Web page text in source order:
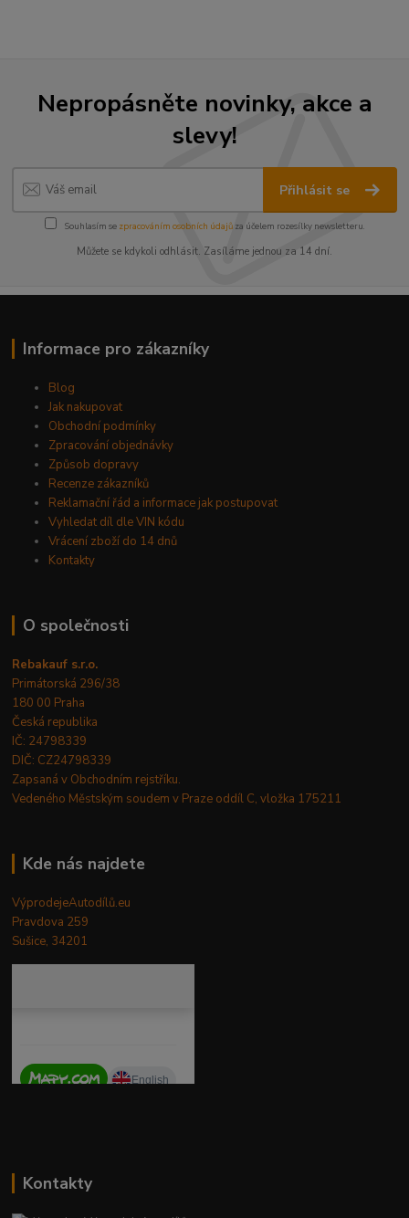
Nepropásněte novinky, akce a
slevy!
Přihlásit se
Souhlasím se zpracováním osobních údajůza účelem rozesílky newsletteru.
Můžete se kdykoli odhlásit. Zasíláme jednou za 14 dní.
Informace pro zákazníky
Blog
Jak nakupovat
Obchodní podmínky
Zpracování objednávky
Způsob dopravy
Recenze zákazníků
Reklamační řád a informace jak postupovat
Vyhledat díl dle VIN kódu
Vrácení zboží do 14 dnů
Kontakty
O společnosti
Rebakauf s.r.o.
Primátorská 296/38
180 00 Praha
Česká republika
IČ: 24798339
DIČ: CZ24798339
Zapsaná v Obchodním rejstříku.
Vedeného Městským soudem v Praze oddíl C, vložka 175211
Kde nás najdete
VýprodejeAutodílů.eu
Pravdova 259
Sušice, 34201
Kontakty